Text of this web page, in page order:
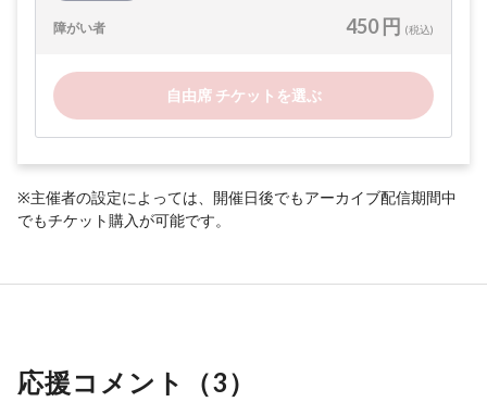
障がい者 450 円 (税込)
自由席 チケットを選ぶ
※主催者の設定によっては、開催日後でもアーカイブ配信期間中
でもチケット購入が可能です。
応援コメント（3）